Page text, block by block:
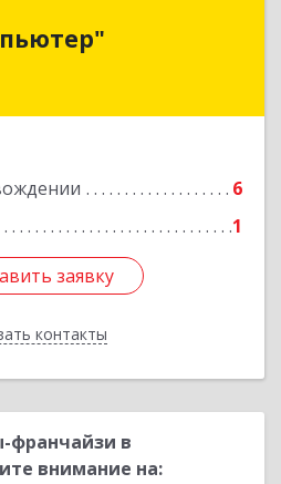
6
1
заявку
контакты
обл, Углегорский р-н,
заявку
Назад
франчайзи в
внимание на: